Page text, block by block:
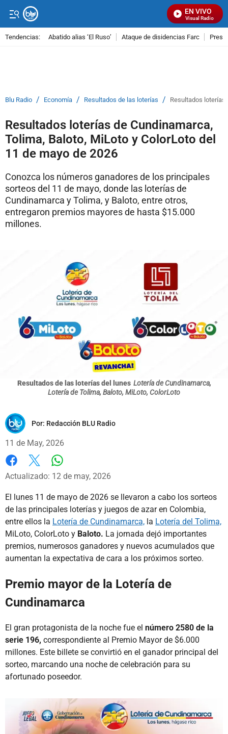
EN VIVO
Señal Visual Radio
Tendencias: Abatido alias ‘El Ruso’ Ataque de disidencias Farc
Blu Radio / Economía / Resultados de las loterías / Resultados loterías
Resultados loterías de Cundinamarca,
Tolima, Baloto, MiLoto y ColorLoto del
11 de mayo de 2026
Conozca los números ganadores de los principales
sorteos del 11 de mayo, donde las loterías de
Cundinamarca y Tolima, y Baloto, entre otros,
entregaron premios mayores de hasta $15.000
millones.
Resultados de las loterías del lunes Lotería de Cundinamarca,
Lotería de Tolima, Baloto, MiLoto, ColorLoto
Por: Redacción BLU Radio
11 de May, 2026
Facebook
X
Actualizado: 12 de may, 2026
El lunes 11 de mayo de 2026 se llevaron a cabo los sorteos
de las principales loterías y juegos de azar en Colombia,
entre ellos la Lotería de Cundinamarca, la Lotería del Tolima,
MiLoto, ColorLoto y Baloto. La jornada dejó importantes
premios, numerosos ganadores y nuevos acumulados que
aumentan la expectativa de cara a los próximos sorteo.
Premio mayor de la Lotería de
Cundinamarca
El gran protagonista de la noche fue el número 2580 de la
serie 196, correspondiente al Premio Mayor de $6.000
millones. Este billete se convirtió en el ganador principal del
sorteo, marcando una noche de celebración para su
afortunado poseedor.